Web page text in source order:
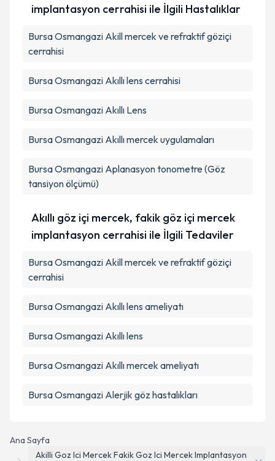
Ana Sayfa
Akilli Goz Ici Mercek Fakik Goz Ici Mercek Implantasyon
implantasyon cerrahisi ile İlgili Hastalıklar
Bursa Osmangazi Akill mercek ve refraktif göziçi
cerrahisi
Bursa Osmangazi Akıllı lens cerrahisi
Bursa Osmangazi Akıllı Lens
Bursa Osmangazi Akıllı mercek uygulamaları
Bursa Osmangazi Aplanasyon tonometre (Göz
tansiyon ölçümü)
Akıllı göz içi mercek, fakik göz içi mercek
implantasyon cerrahisi ile İlgili Tedaviler
Bursa Osmangazi Akill mercek ve refraktif göziçi
cerrahisi
Bursa Osmangazi Akıllı lens ameliyatı
Bursa Osmangazi Akıllı lens
Bursa Osmangazi Akıllı mercek ameliyatı
Bursa Osmangazi Alerjik göz hastalıkları